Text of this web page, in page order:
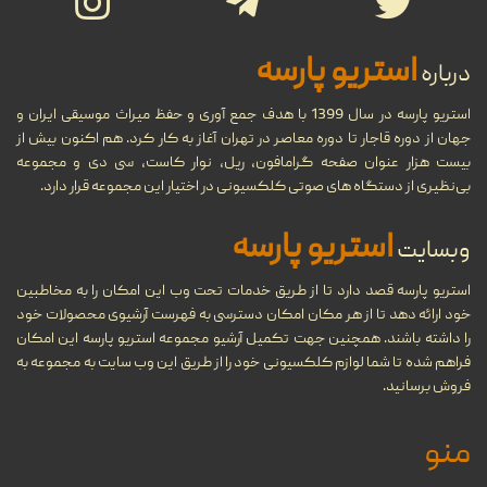
27 انواع و ویژگی‌های نوار کاست
...
11
شهریور
مروری بر دستگاه‌های مختلف
...
22
مرداد
گرامافون چیست؟
08
دربارهاستریو پارسه
استریو پارسه در سال 1399 با هدف جمع آوری و حفظ میراث موسیقی ایران و
جهان از دوره قاجار تا دوره معاصر در تهران آغاز به کار کرد. هم اکنون بیش از
بیست هزار عنوان صفحه گرامافون، ریل، نوار کاست، سی دی و مجموعه
بی‌نظیری از دستگاه های صوتی کلکسیونی در اختیار این مجموعه قرار دارد.
وبسایتاستریو پارسه
استریو پارسه قصد دارد تا از طریق خدمات تحت وب این امکان را به مخاطبین
خود ارائه دهد تا از هر مکان امکان دسترسی به فهرست آرشیوی محصولات خود
را داشته باشند. همچنین جهت تکمیل آرشیو مجموعه استریو پارسه این امکان
فراهم شده تا شما لوازم کلکسیونی خود را از طریق این وب سایت به مجموعه به
فروش برسانید.
منو